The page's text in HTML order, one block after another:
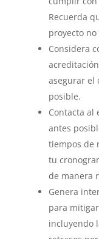
Recuerda
proyecto
Considera
asegurar el
posible.
Contacta al
antes
tiempos de
tu
de manera
Genera
para
incluyendo